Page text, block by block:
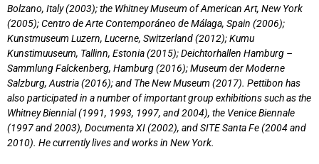
Bolzano, Italy (2003); the Whitney Museum of American Art, New York
(2005); Centro de Arte Contemporáneo de Málaga, Spain (2006);
Kunstmuseum Luzern, Lucerne, Switzerland (2012); Kumu
Kunstimuuseum, Tallinn, Estonia (2015); Deichtorhallen Hamburg –
Sammlung Falckenberg, Hamburg (2016); Museum der Moderne
Salzburg, Austria (2016); and The New Museum (2017). Pettibon has
also participated in a number of important group exhibitions such as the
Whitney Biennial (1991, 1993, 1997, and 2004), the Venice Biennale
(1997 and 2003), Documenta XI (2002), and SITE Santa Fe (2004 and
2010). He currently lives and works in New York.